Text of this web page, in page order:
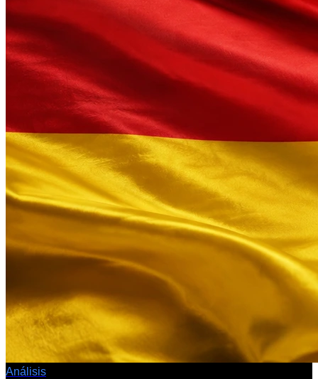
Análisis